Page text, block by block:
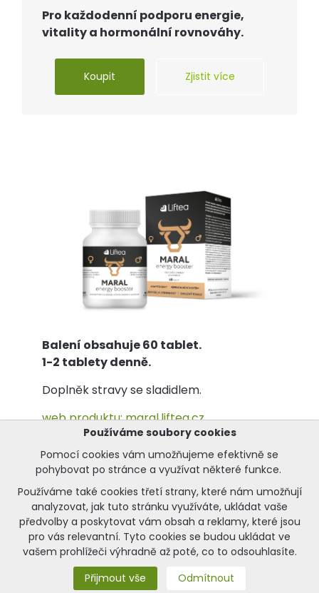
Používáme soubory cookies
Pomocí cookies vám umožňujeme efektivně se
pohybovat po stránce a využívat některé funkce.
Používáme také cookies třetí strany, které nám umožňují
analyzovat, jak tuto stránku využíváte, ukládat vaše
předvolby a poskytovat vám obsah a reklamy, které jsou
pro vás relevantní. Tyto cookies se budou ukládat ve
vašem prohlížeči výhradně až poté, co to odsouhlasíte.
Přijmout vše
Odmítnout
Pro každodenní podporu energie,
vitality a hormonální rovnováhy.
Koupit Zjistit více
Balení obsahuje 60 tablet.
1-2 tablety denně.
Doplněk stravy se sladidlem.
web produktu:maral.liftea.cz
Speciály pro zdraví